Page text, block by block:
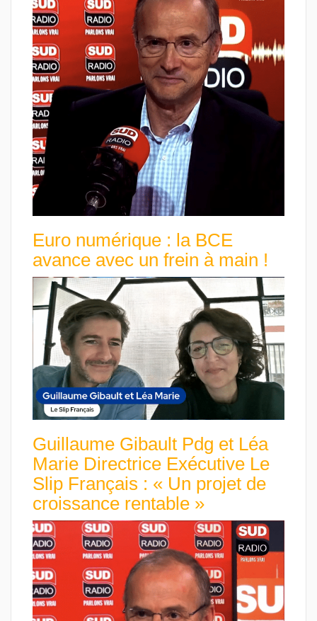
Euro numérique : la BCE
avance avec un frein à main !
Guillaume Gibault Pdg et Léa
Marie Directrice Exécutive Le
Slip Français : « Un projet de
croissance rentable »